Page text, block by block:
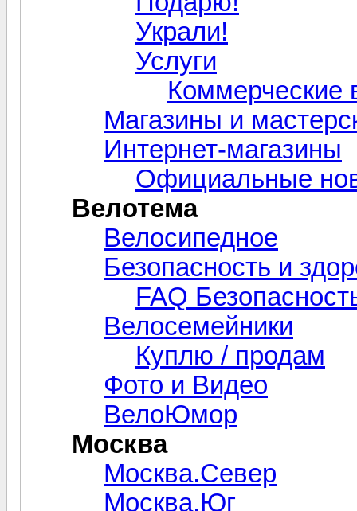
Украли!
Услуги
Коммерческие
Магазины и
Интернет-магазины
Официальные
Велотема
Велосипедное
Безопасность и
FAQ
Велосемейники
Куплю / продам
Фото и Видео
ВелоЮмор
Москва
Москва.Север
Москва.Юг